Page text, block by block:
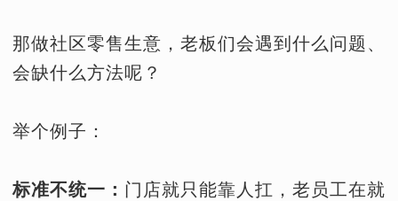
那做社区零售生意，老板们会遇到什么问题、
会缺什么方法呢？
举个例子：
标准不统一： 门店就只能靠人扛，老员工在就